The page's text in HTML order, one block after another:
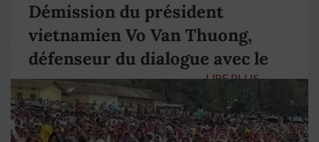
Démission du président
vietnamien Vo Van Thuong,
défenseur du dialogue avec le
pape François
LIRE PLUS →